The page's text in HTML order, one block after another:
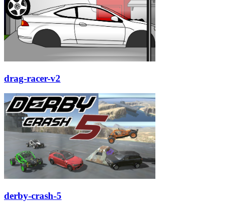
drag-racer-v2
derby-crash-5